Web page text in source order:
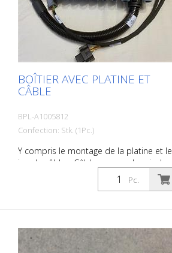
BOÎTIER AVEC PLATINE ET
CÂBLE
BPL-A1005812
Confection: Stk. (1Pc.)
Y compris le montage de la platine et le
jeu de câbles. Câble pour codeur inclus.
Câbles pour capteurs supplémentaires,
module télématique et actionneurs.
Pc.